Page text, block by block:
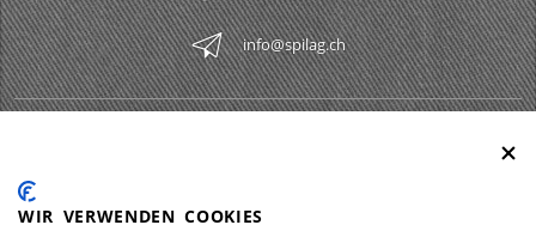
info@spilag.ch
LEGAL
WIR VERWENDEN COOKIES